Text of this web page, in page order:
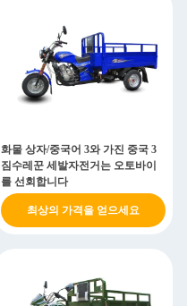
화물 상자/중국어 3와 가진 중국 3
짐수레꾼 세발자전거는 오토바이
를 선회합니다
최상의 가격을 얻으세요